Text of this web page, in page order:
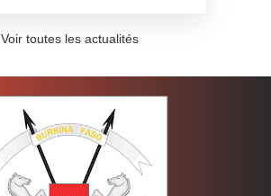
Voir toutes les actualités